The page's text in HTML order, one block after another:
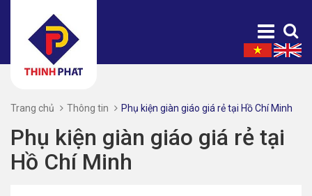
Trang chủ Thông tin Phụ kiện giàn giáo giá rẻ tại Hồ Chí Minh
Phụ kiện giàn giáo giá rẻ tại
Hồ Chí Minh